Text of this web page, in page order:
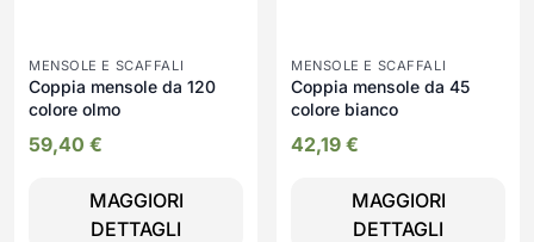
MENSOLE E SCAFFALI
Coppia mensole da 120
colore olmo
59,40 €
MAGGIORI
DETTAGLI
MENSOLE E SCAFFALI
Coppia mensole da 45
colore bianco
42,19 €
MAGGIORI
DETTAGLI